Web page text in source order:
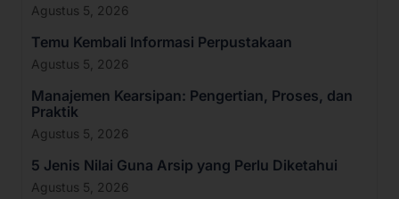
Agustus 5, 2026
Temu Kembali Informasi Perpustakaan
Agustus 5, 2026
Manajemen Kearsipan: Pengertian, Proses, dan
Praktik
Agustus 5, 2026
5 Jenis Nilai Guna Arsip yang Perlu Diketahui
Agustus 5, 2026